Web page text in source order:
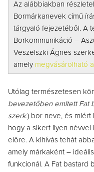
Az alábbiakban
Bormárkanevek című
tárgyaló fejezetéből. A
Borkommunikáció –
Veszelszki Ágnes
amely megvásárolható
Utólag természetesen
bevezetőben emltett Fat
szerk.) bor neve, és
hogy a sikert ilyen
előre. A kihívás tehát
amely márkaként –
funkcionál. A Fat bastard